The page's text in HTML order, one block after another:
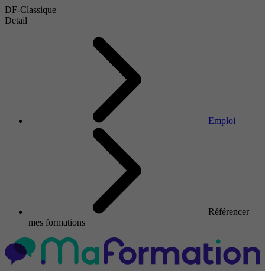
DF-Classique
Detail
Emploi
Référencer
mes formations